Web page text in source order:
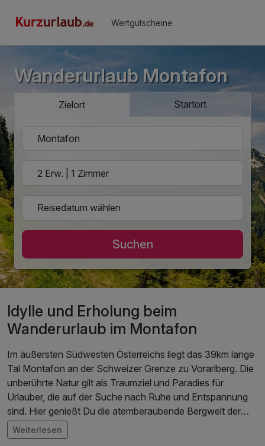
Wertgutscheine
Wanderurlaub Montafon
Zielort Startort
Suchen
Idylle und Erholung beim
Wanderurlaub im Montafon
Im äußersten Südwesten Österreichs liegt das 39km lange
Tal Montafon an der Schweizer Grenze zu Vorarlberg. Die
unberührte Natur gilt als Traumziel und Paradies für
Urlauber, die auf der Suche nach Ruhe und Entspannung
sind. Hier genießt Du die atemberaubende Bergwelt der
Alpen oder brichst zu unvergesslichen Wanderungen auf.
In der näheren Umgebung laden einige Gipfel in einer Höhe
Weiterlesen